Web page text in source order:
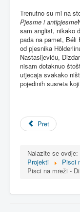
Trenutno su mi na
Pjesme i antipjesme
sam anglist, nikako
pada na pamet, Béli
od pjesnika
Nastasijeviću,
nisam dotaknuo
utjecaja svakako
pojedinih susreta
Pret
Nalazite se ovdje:
Projekti
Pisci
Pisci na mreži -